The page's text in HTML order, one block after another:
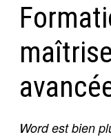
Word est bien